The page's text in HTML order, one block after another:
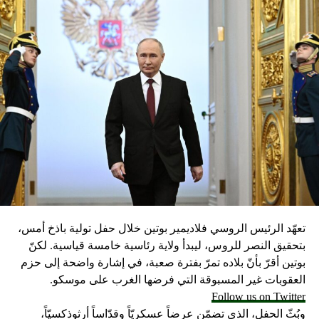
تعهّد الرئيس الروسي فلاديمير بوتين خلال حفل تولية باذخ أمس،
بتحقيق النصر للروس، ليبدأ ولاية رئاسية خامسة قياسية. لكنّ
بوتين أقرّ بأنّ بلاده تمرّ بفترة صعبة، في إشارة واضحة إلى حزم
العقوبات غير المسبوقة التي فرضها الغرب على موسكو.
Follow us on Twitter
وبُثّ الحفل، الذي تضمّن عرضاً عسكريّاً وقدّاساً أرثوذكسيّاً،